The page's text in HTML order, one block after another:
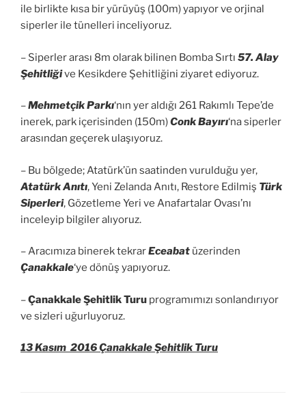
ile birlikte kısa bir yürüyüş (100m) yapıyor ve orjinal
siperler ile tünelleri inceliyoruz.
– Siperler arası 8m olarak bilinen Bomba Sırtı 57. Alay
Şehitliğive Kesikdere Şehitliğini ziyaret ediyoruz.
–Mehmetçik Parkı‘nın yer aldığı 261 Rakımlı Tepe’de
inerek, park içerisinden (150m)Conk Bayırı‘na siperler
arasından geçerek ulaşıyoruz.
– Bu bölgede; Atatürk’ün saatinden vurulduğu yer,
Atatürk Anıtı, Yeni Zelanda Anıtı, Restore Edilmiş Türk
Siperleri, Gözetleme Yeri ve Anafartalar Ovası’nı
inceleyip bilgiler alıyoruz.
– Aracımıza binerek tekrarEceabat üzerinden
Çanakkale‘ye dönüş yapıyoruz.
–Çanakkale Şehitlik Turu programımızı sonlandırıyor
ve sizleri uğurluyoruz.
13 Kasım 2016 Çanakkale Şehitlik Turu